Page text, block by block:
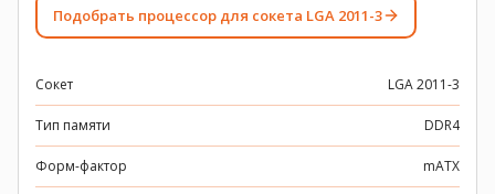
Подобрать процессор для сокета LGA 2011-3
Сокет LGA 2011-3
Тип памяти DDR4
Форм-фактор mATX